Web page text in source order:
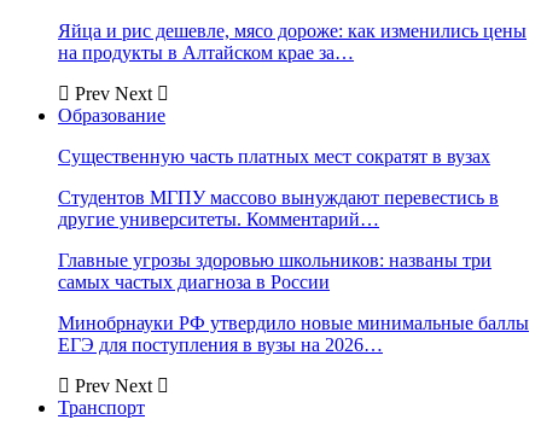
Яйца и рис дешевле, мясо дороже: как изменились цены
на продукты в Алтайском крае за…
Prev Next
Образование
Существенную часть платных мест сократят в вузах
Студентов МГПУ массово вынуждают перевестись в
другие университеты. Комментарий…
Главные угрозы здоровью школьников: названы три
самых частых диагноза в России
Минобрнауки РФ утвердило новые минимальные баллы
ЕГЭ для поступления в вузы на 2026…
Prev Next
Транспорт